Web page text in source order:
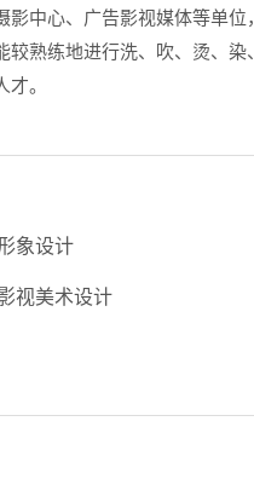
中心、广告影视媒体等单位，
熟练地进行洗、吹、烫、染、
。
象设计
视美术设计